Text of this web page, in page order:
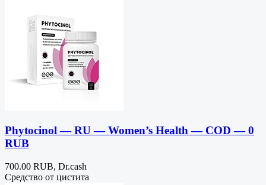
Phytocinol — RU — Women’s Health — COD — 0
RUB
700.00 RUB, Dr.cash
Средство от цистита